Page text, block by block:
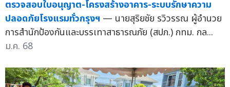
ตรวจสอบใบอนุญาต-โครงสร้างอาคาร-ระบบรักษาความ
ปลอดภัยโรงแรมทั่วกรุงฯ — นายสุริยชัย รวิวรรณ ผู้อำนวย
การสำนักป้องกันและบรรเทาสาธารณภัย (สปภ.) กทม. กล...
ม.ค. 68